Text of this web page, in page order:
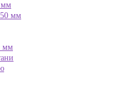
мм
мм
мм